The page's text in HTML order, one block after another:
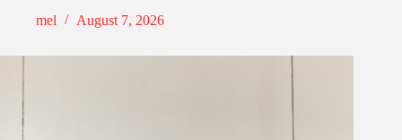
mel
August 7, 2026